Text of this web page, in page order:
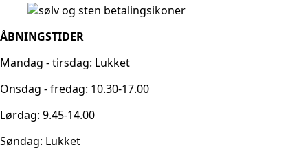
ÅBNINGSTIDER
Mandag - tirsdag: Lukket
Onsdag - fredag: 10.30-17.00
Lørdag: 9.45-14.00
Søndag: Lukket